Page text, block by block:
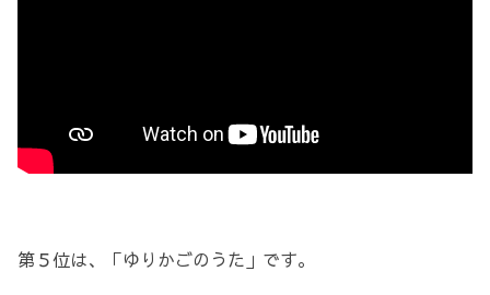
第５位は、「ゆりかごのうた」です。